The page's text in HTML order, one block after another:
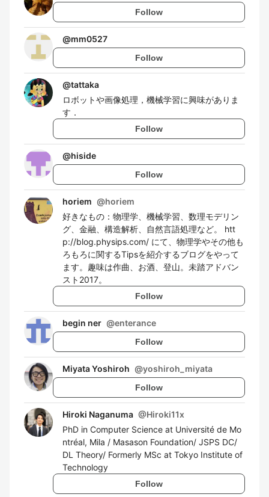
Follow
@mm0527
Follow
@tattaka
ロボットや画像処理，機械学習に興味がありま
す．
Follow
@hiside
Follow
horiem @horiem
好きなもの：物理学、機械学習、数理モデリン
グ、金融、構造解析、自然言語処理など。 htt
p://blog.physips.com/ にて、物理学やその他も
ろもろに関するTipsを紹介するブログをやって
ます。趣味は作曲、お酒、登山。未踏アドバン
スト2017。
Follow
begin ner @enterance
Follow
Miyata Yoshiroh @yoshiroh_miyata
Follow
Hiroki Naganuma @Hiroki11x
PhD in Computer Science at Université de Mo
ntréal, Mila / Masason Foundation/ JSPS DC/
DL Theory/ Formerly MSc at Tokyo Institute of
Technology
Follow